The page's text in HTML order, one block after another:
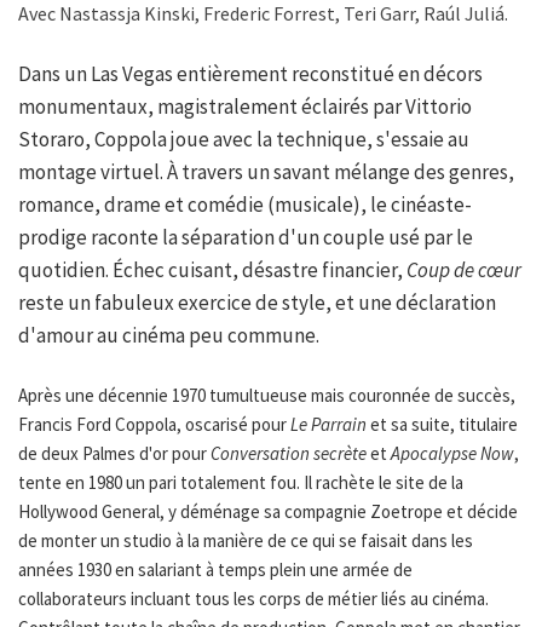
Avec Nastassja Kinski, Frederic Forrest, Teri Garr, Raúl Juliá.
Dans un Las Vegas entièrement reconstitué en décors
monumentaux, magistralement éclairés par Vittorio
Storaro, Coppola joue avec la technique, s'essaie au
montage virtuel. À travers un savant mélange des genres,
romance, drame et comédie (musicale), le cinéaste-
prodige raconte la séparation d'un couple usé par le
quotidien. Échec cuisant, désastre financier, Coup de cœur
reste un fabuleux exercice de style, et une déclaration
d'amour au cinéma peu commune.
Après une décennie 1970 tumultueuse mais couronnée de succès,
Francis Ford Coppola, oscarisé pourLe Parrain et sa suite, titulaire
de deux Palmes d'or pourConversation secrèteetApocalypse Now,
tente en 1980 un pari totalement fou. Il rachète le site de la
Hollywood General, y déménage sa compagnie Zoetrope et décide
de monter un studio à la manière de ce qui se faisait dans les
années 1930 en salariant à temps plein une armée de
collaborateurs incluant tous les corps de métier liés au cinéma.